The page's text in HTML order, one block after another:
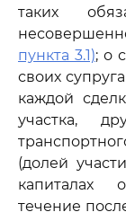
таких
пункта 3.1); о
своих
каждой
участка,
(долей
капиталах
течение